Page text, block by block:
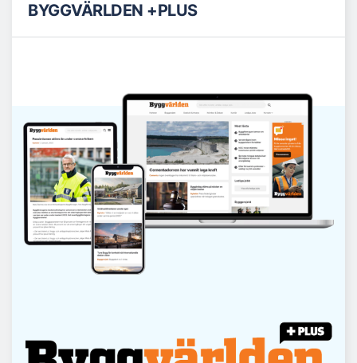
BYGGVÄRLDEN +PLUS